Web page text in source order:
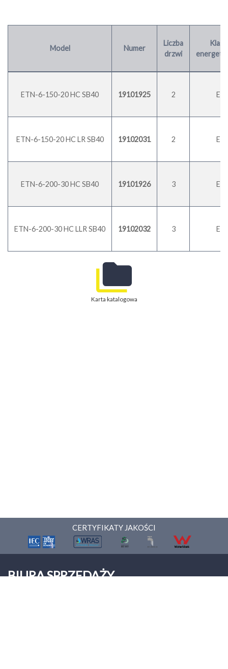
Model Numer
Liczba
drzwi
Klasa
ETN-6-150-20 HC SB40 19101925 2 E
ETN-6-150-20 HC LR SB40 19102031 2 E
ETN-6-200-30 HC SB40 19101926 3 E
ETN-6-200-30 HC LLR SB40 19102032 3 E
Karta katalogowa
CERTYFIKATY JAKOŚCI
BIURA SPRZEDAŻY